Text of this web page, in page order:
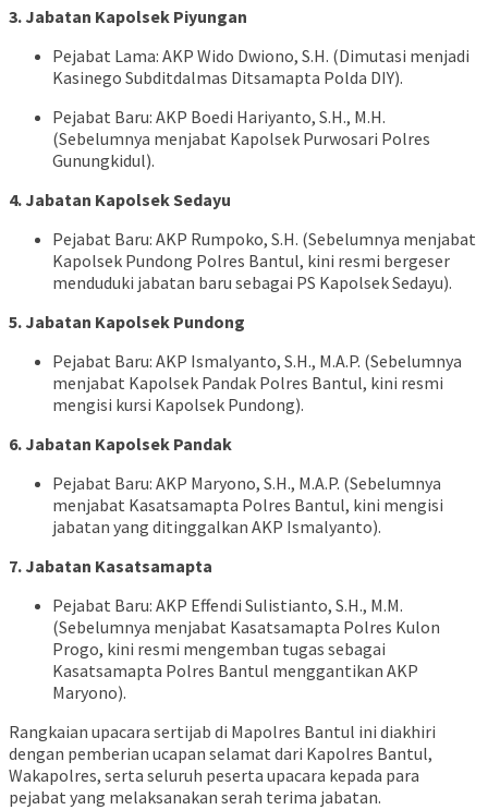
3. Jabatan Kapolsek Piyungan
Pejabat Lama: AKP Wido Dwiono, S.H. (Dimutasi menjadi
Kasinego Subditdalmas Ditsamapta Polda DIY).
Pejabat Baru: AKP Boedi Hariyanto, S.H., M.H.
(Sebelumnya menjabat Kapolsek Purwosari Polres
Gunungkidul).
4. Jabatan Kapolsek Sedayu
Pejabat Baru: AKP Rumpoko, S.H. (Sebelumnya menjabat
Kapolsek Pundong Polres Bantul, kini resmi bergeser
menduduki jabatan baru sebagai PS Kapolsek Sedayu).
5. Jabatan Kapolsek Pundong
Pejabat Baru: AKP Ismalyanto, S.H., M.A.P. (Sebelumnya
menjabat Kapolsek Pandak Polres Bantul, kini resmi
mengisi kursi Kapolsek Pundong).
6. Jabatan Kapolsek Pandak
Pejabat Baru: AKP Maryono, S.H., M.A.P. (Sebelumnya
menjabat Kasatsamapta Polres Bantul, kini mengisi
jabatan yang ditinggalkan AKP Ismalyanto).
7. Jabatan Kasatsamapta
Pejabat Baru: AKP Effendi Sulistianto, S.H., M.M.
(Sebelumnya menjabat Kasatsamapta Polres Kulon
Progo, kini resmi mengemban tugas sebagai
Kasatsamapta Polres Bantul menggantikan AKP
Maryono).
Rangkaian upacara sertijab di Mapolres Bantul ini diakhiri
dengan pemberian ucapan selamat dari Kapolres Bantul,
Wakapolres, serta seluruh peserta upacara kepada para
pejabat yang melaksanakan serah terima jabatan.